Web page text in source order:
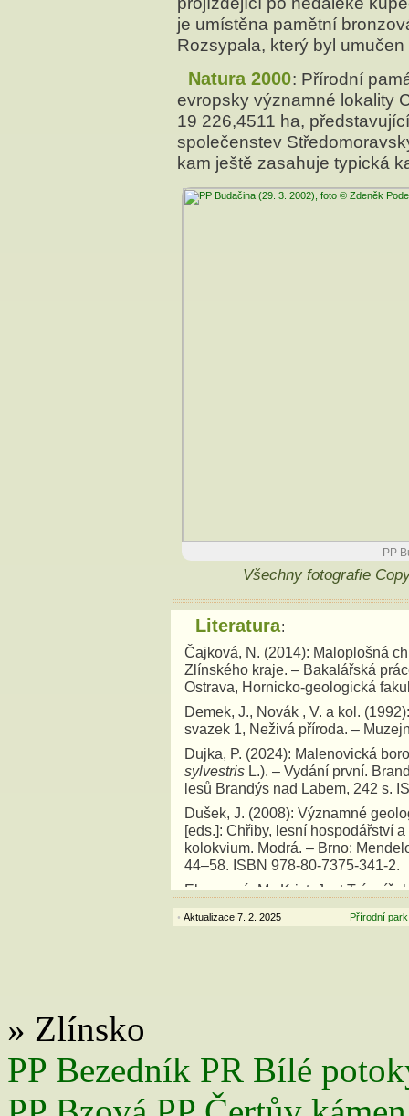
je umístěna pamětní
Rozsypala, který byl
Natura 2000: Přírodní
evropsky významné lokality
19 226,4511 ha,
společenstev
kam ještě zasahuje typická
PP
Všechny fotografie
Literatura:
Čajková, N. (2014): Maloplošná
Zlínského kraje. – Bakalářská
Ostrava, Hornicko-geologická
Demek, J., Novák , V. a kol.
svazek 1, Neživá příroda. –
Dujka, P. (2024): Malenovická
sylvestris L.). – Vydání první.
lesů Brandýs nad Labem, 242 s.
Dušek, J. (2008): Významné
[eds.]: Chřiby, lesní hospodářství
kolokvium. Modrá. – Brno:
44–58. ISBN 978-80-7375-341-2.
Elsnerová, M., Krist, J. et
Jirková, P. et Krejčí, O. (2010):
Budačina [online]. – Praha:
Dostupné z:
http://
• Aktualizace 7. 2. 2025 Přírodní
» Zlínsko
PP Bezedník PR Bílé